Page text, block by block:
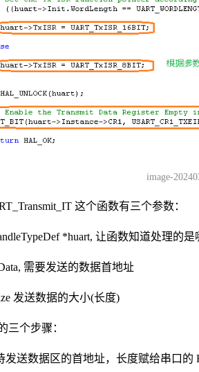
image-
这个函数有三个参数：
*huart, 让函数知道处理的是
需要发送的数据首地址
发送数据的大小(长度)
三个步骤：
发送数据区的首地址，长度赋给串口的